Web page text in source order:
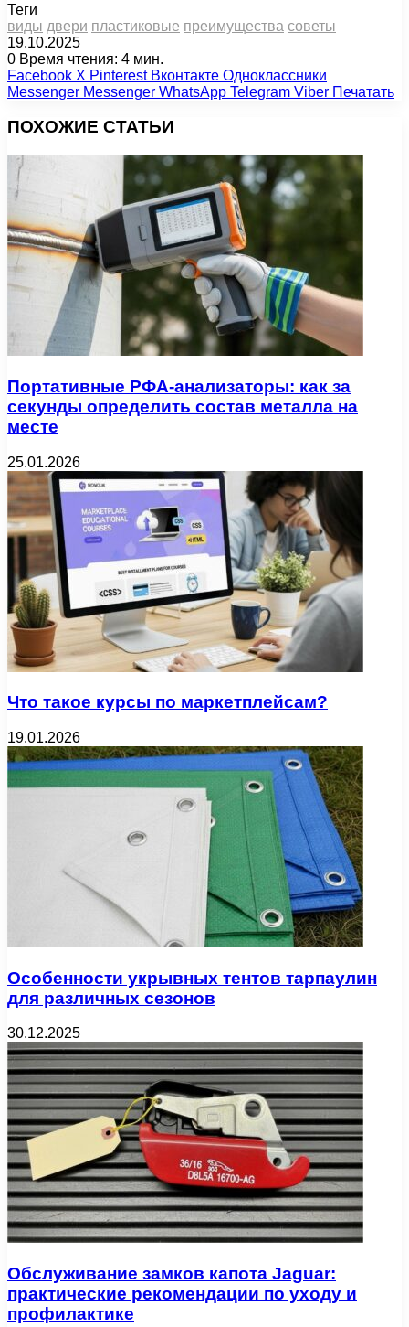
Теги
виды двери пластиковые преимущества советы
19.10.2025
0 Время чтения: 4 мин.
Facebook X Pinterest Вконтакте Одноклассники
Messenger Messenger WhatsApp Telegram Viber Печатать
ПОХОЖИЕ СТАТЬИ
Портативные РФА-анализаторы: как за
секунды определить состав металла на
месте
25.01.2026
Что такое курсы по маркетплейсам?
19.01.2026
Особенности укрывных тентов тарпаулин
для различных сезонов
30.12.2025
Обслуживание замков капота Jaguar:
практические рекомендации по уходу и
профилактике